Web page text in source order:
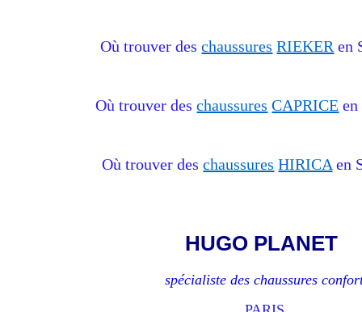
Où trouver deschaussures RIEKER en
Où trouver deschaussures CAPRICE en
Où trouver deschaussures HIRICA en
HUGO PLANET
spécialiste des chaussures